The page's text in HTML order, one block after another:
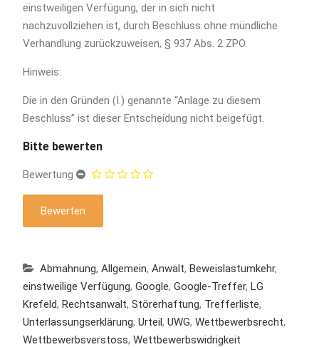
einstweiligen Verfügung, der in sich nicht
nachzuvollziehen ist, durch Beschluss ohne mündliche
Verhandlung zurückzuweisen, § 937 Abs. 2 ZPO.
Hinweis:
Die in den Gründen (I.) genannte “Anlage zu diesem
Beschluss” ist dieser Entscheidung nicht beigefügt.
Bitte bewerten
Bewertung
Abmahnung, Allgemein, Anwalt, Beweislastumkehr,
einstweilige Verfügung, Google, Google-Treffer, LG
Krefeld, Rechtsanwalt, Störerhaftung, Trefferliste,
Unterlassungserklärung, Urteil, UWG, Wettbewerbsrecht,
Wettbewerbsverstoss, Wettbewerbswidrigkeit